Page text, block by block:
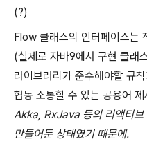
(?)
Flow 클래스의 인터페이스는
(실제로 자바9에서 구현 클래
라이브러리가 준수해야할 규
협동 소통할 수 있는 공용어
Akka, RxJava 등의 리액티브
만들어둔 상태였기 때문에.